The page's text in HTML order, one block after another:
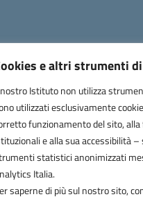
e altri strumenti
Istituto non utilizza
utilizzati esclusivamente
funzionamento del sito,
e alla sua accessibilità
statistici anonimizzati
Italia.
saperne di più sul nostro sito,